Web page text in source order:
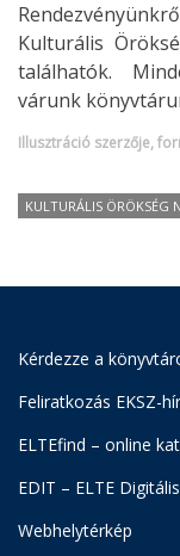
Kulturális
találhatók.
várunk
Illusztráció szerzője,
KULTURÁLIS ÖRÖKSÉG
Kérdezze a
Feliratkozás EKSZ-
ELTEfind – online
EDIT – ELTE
Webhelytérkép